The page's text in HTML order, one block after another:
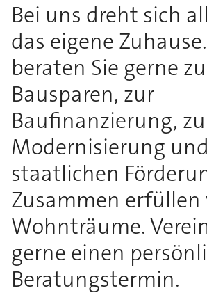
Bei uns dreht sich
das eigene
beraten Sie gerne
Bausparen, zur
Baufinanzierung,
Modernisierung
staatlichen
Zusammen erfüllen
Wohnträume.
gerne einen
Beratungstermin.